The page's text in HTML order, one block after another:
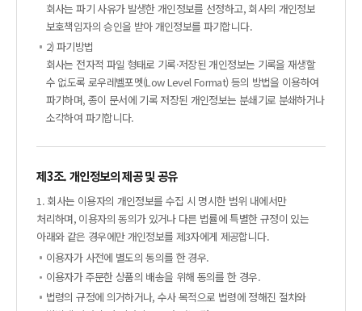
회사는 파기 사유가 발생한 개인정보를 선정하고, 회사의 개인정보
보호책임자의 승인을 받아 개인정보를 파기합니다.
2) 파기방법
회사는 전자적 파일 형태로 기록·저장된 개인정보는 기록을 재생할
수 없도록 로우레벨포멧(Low Level Format) 등의 방법을 이용하여
파기하며, 종이 문서에 기록 저장된 개인정보는 분쇄기로 분쇄하거나
소각하여 파기합니다.
제3조. 개인정보의 제공 및 공유
1. 회사는 이용자의 개인정보를 수집 시 명시한 범위 내에서만
처리하며, 이용자의 동의가 있거나 다른 법률에 특별한 규정이 있는
아래와 같은 경우에만 개인정보를 제3자에게 제공합니다.
이용자가 사전에 별도의 동의를 한 경우.
이용자가 주문한 상품의 배송을 위해 동의를 한 경우.
법령의 규정에 의거하거나, 수사 목적으로 법령에 정해진 절차와